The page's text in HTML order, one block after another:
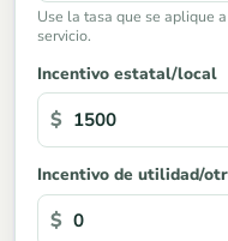
Use la tasa que se aplique
servicio.
Incentivo estatal/local
$
Incentivo de utilidad/
$